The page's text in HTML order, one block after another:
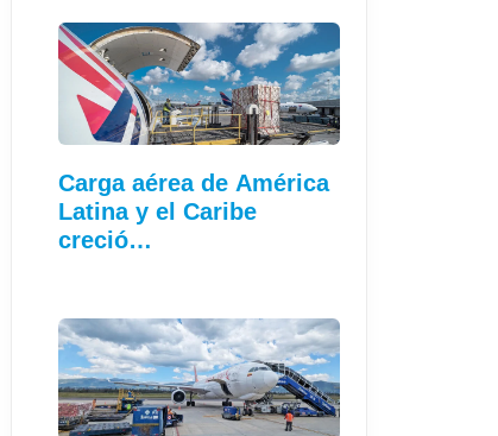
Carga aérea de América
Latina y el Caribe
creció…